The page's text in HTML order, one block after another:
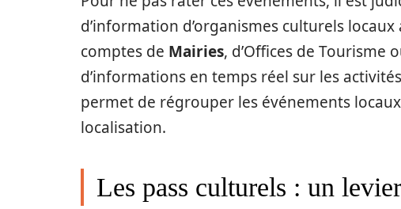
d’information d’organismes culturels locaux
comptes de Mairies, d’Offices de Tourisme
d’informations en temps réel sur les
permet de régrouper les événements
localisation.
Les pass culturels : un